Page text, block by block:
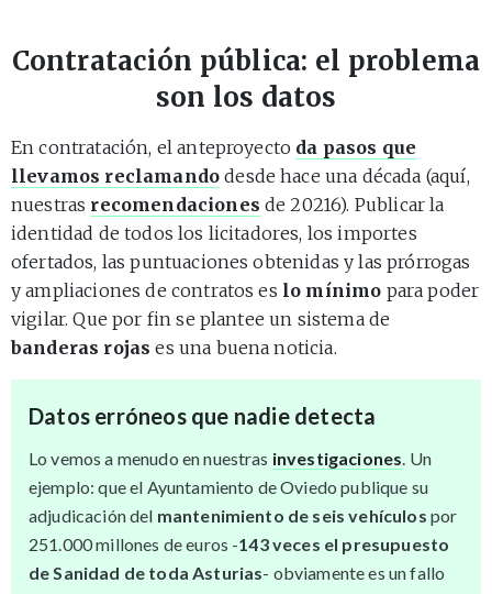
Contratación pública: el problema
son los datos
En contratación, el anteproyecto da pasos que
llevamos reclamando desde hace una década (aquí,
nuestras recomendaciones de 20216). Publicar la
identidad de todos los licitadores, los importes
ofertados, las puntuaciones obtenidas y las prórrogas
y ampliaciones de contratos es lo mínimo para poder
vigilar. Que por fin se plantee un sistema de
banderas rojas es una buena noticia.
Datos erróneos que nadie detecta
Lo vemos a menudo en nuestras investigaciones . Un
ejemplo: que el Ayuntamiento de Oviedo publique su
adjudicación del mantenimiento de seis vehículos por
251.000 millones de euros -143 veces el presupuesto
de Sanidad de toda Asturias- obviamente es un fallo